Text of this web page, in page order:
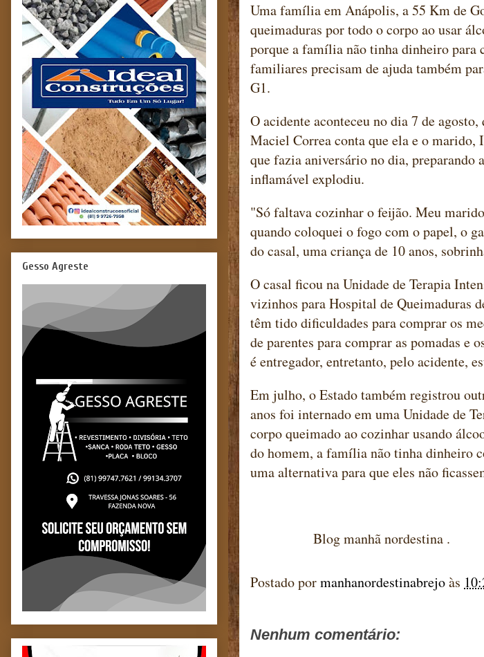
Uma família em Anápolis, a 55 Km de
queimaduras por todo o corpo ao usar
porque a família não tinha dinheiro para
familiares precisam de ajuda também
G1.
O acidente aconteceu no dia 7 de
Maciel Correa conta que ela e o marido,
que fazia aniversário no dia, preparando
inflamável explodiu.
"Só faltava cozinhar o feijão. Meu
quando coloquei o fogo com o papel, o
do casal, uma criança de 10 anos,
O casal ficou na Unidade de Terapia
vizinhos para Hospital de Queimaduras
têm tido dificuldades para comprar os
de parentes para comprar as pomadas e
é entregador, entretanto, pelo acidente,
Em julho, o Estado também registrou
anos foi internado em uma Unidade de
corpo queimado ao cozinhar usando
do homem, a família não tinha dinheiro
uma alternativa para que eles não
Blog manhã nordestina .
Postado pormanhanordestinabrejoàs
Nenhum comentário:
Gesso Agreste